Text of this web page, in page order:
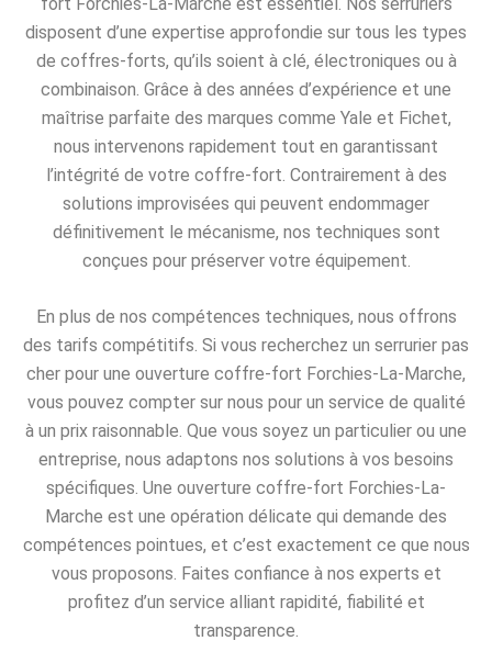
disposent d’une expertise approfondie sur tous les types
de coffres-forts, qu’ils soient à clé, électroniques ou à
combinaison. Grâce à des années d’expérience et une
maîtrise parfaite des marques comme Yale et Fichet,
nous intervenons rapidement tout en garantissant
l’intégrité de votre coffre-fort. Contrairement à des
solutions improvisées qui peuvent endommager
définitivement le mécanisme, nos techniques sont
conçues pour préserver votre équipement.
En plus de nos compétences techniques, nous offrons
des tarifs compétitifs. Si vous recherchez un serrurier pas
cher pour une ouverture coffre-fort Forchies-La-Marche,
vous pouvez compter sur nous pour un service de qualité
à un prix raisonnable. Que vous soyez un particulier ou une
entreprise, nous adaptons nos solutions à vos besoins
spécifiques. Une ouverture coffre-fort Forchies-La-
Marche est une opération délicate qui demande des
compétences pointues, et c’est exactement ce que nous
vous proposons. Faites confiance à nos experts et
profitez d’un service alliant rapidité, fiabilité et
transparence.